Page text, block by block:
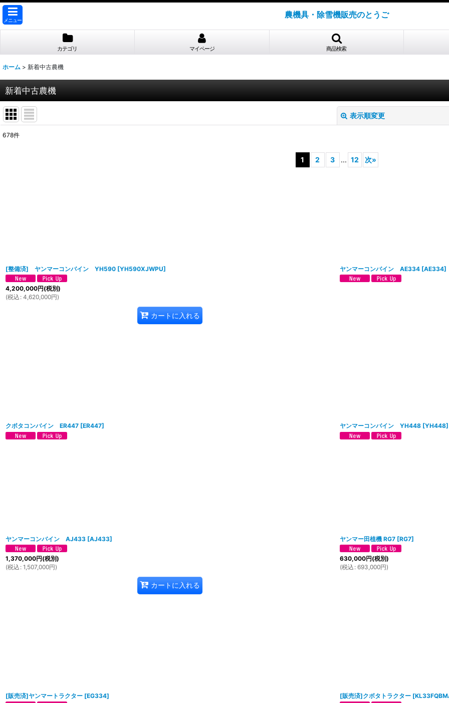
メニュー
農機具・除雪機販売のとうご
カテゴリ マイページ 商品検索
ホーム > 新着中古農機
新着中古農機
表示順変更
678件
1 2 3 ... 12 次»
[整備済] ヤンマーコンバイン YH590 [YH590XJWPU]
4,200,000円(税別)
(税込 : 4,620,000円)
カートに入れる
ヤンマーコンバイン AE334 [AE334]
クボタコンバイン ER447 [ER447] ヤンマーコンバイン YH448 [YH448]
ヤンマーコンバイン AJ433 [AJ433]
1,370,000円(税別)
(税込 : 1,507,000円)
カートに入れる
ヤンマー田植機 RG7 [RG7]
630,000円(税別)
(税込 : 693,000円)
[販売済]ヤンマートラクター [EG334] [販売済]クボタトラクター [